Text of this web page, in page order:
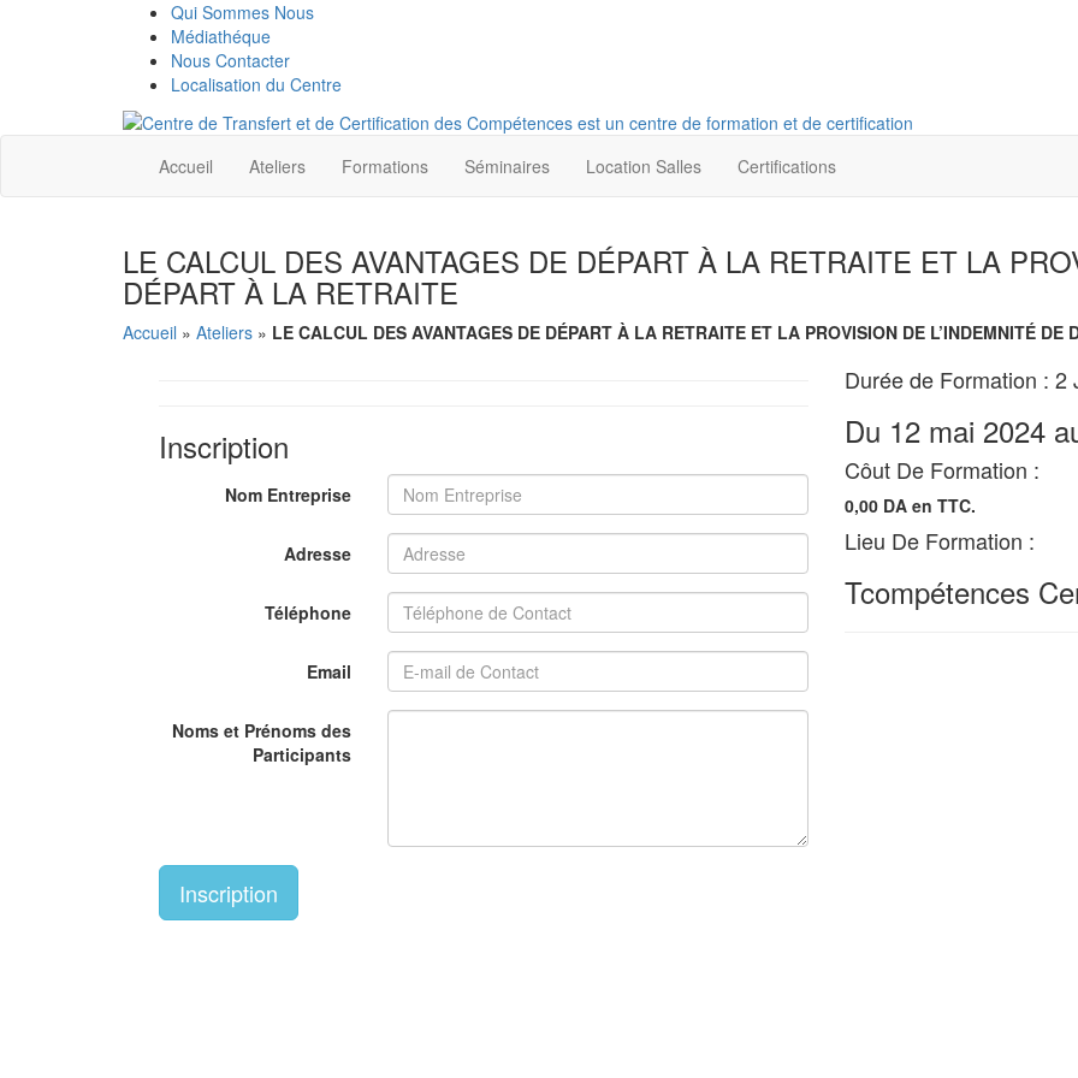
Qui Sommes Nous
Médiathéque
Nous Contacter
Localisation du Centre
Accueil Ateliers Formations Séminaires Location Salles Certifications
LE CALCUL DES AVANTAGES DE DÉPART À LA RETRAITE ET LA
DÉPART À LA RETRAITE
Accueil » Ateliers » LE CALCUL DES AVANTAGES DE DÉPART À LA RETRAITE ET LA PROVISION DE L’INDEMNITÉ DE
Inscription
Nom Entreprise
Adresse
Téléphone
Email
Noms et Prénoms des
Participants
Inscription
Durée de Formation : 2
Du 12 mai 2024
Côut De Formation :
0,00 DA en TTC.
Lieu De Formation :
Tcompétences